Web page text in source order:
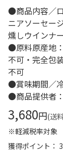
●商品内容／
ニアソーセー
燻しウインナ
●原料原産地
不可・完全包
不可
●賞味期間／
●商品提供者
3,680円(送
※軽減税率対象
獲得ポイント：